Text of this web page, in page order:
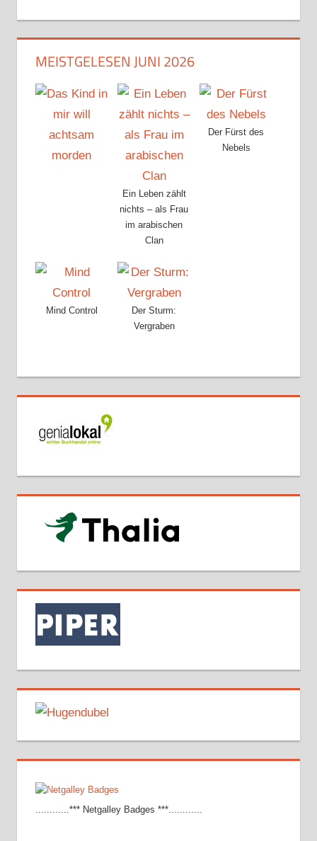
MEISTGELESEN JUNI 2026
Ein Leben zählt
nichts – als Frau
im arabischen
Clan
Der Fürst des
Nebels
Mind Control
Der Sturm:
Vergraben
............*** Netgalley Badges ***............